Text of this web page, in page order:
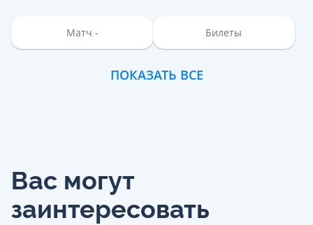
Матч - Билеты
ПОКАЗАТЬ ВСЕ
Вас могут
заинтересовать